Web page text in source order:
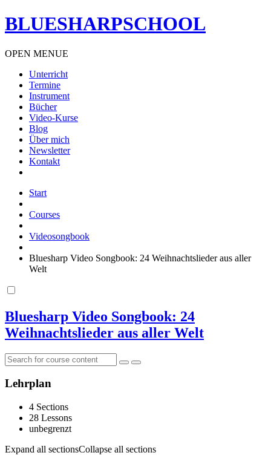
BLUESHARPSCHOOL
OPEN MENUE
Unterricht
Termine
Instrument
Bücher
Video-Kurse
Blog
Über mich
Newsletter
Kontakt
Start
Courses
Videosongbook
Bluesharp Video Songbook: 24 Weihnachtslieder aus aller
Welt
Bluesharp Video Songbook: 24
Weihnachtslieder aus aller Welt
Lehrplan
4 Sections
28 Lessons
unbegrenzt
Expand all sectionsCollapse all sections